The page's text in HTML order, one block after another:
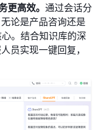
更高效。 通过会话分
论是产品咨询还是
。结合知识库的深
员实现一键回复，